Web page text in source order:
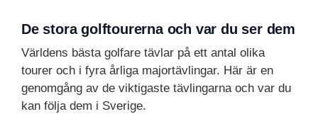
De stora golftourerna och var du ser dem
Världens bästa golfare tävlar på ett antal olika
tourer och i fyra årliga majortävlingar. Här är en
genomgång av de viktigaste tävlingarna och var du
kan följa dem i Sverige.